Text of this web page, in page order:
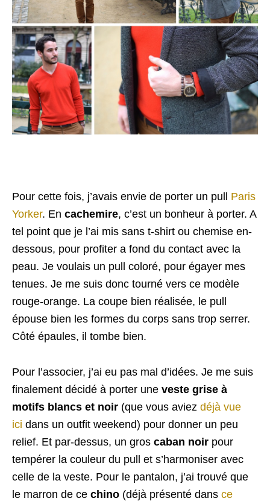
Pour cette fois, j’avais envie de porter un pull Paris
Yorker. En cachemire, c’est un bonheur à porter. A
tel point que je l’ai mis sans t-shirt ou chemise en-
dessous, pour profiter a fond du contact avec la
peau. Je voulais un pull coloré, pour égayer mes
tenues. Je me suis donc tourné vers ce modèle
rouge-orange. La coupe bien réalisée, le pull
épouse bien les formes du corps sans trop serrer.
Côté épaules, il tombe bien.
Pour l’associer, j’ai eu pas mal d’idées. Je me suis
finalement décidé à porter une veste grise à
motifs blancs et noir (que vous aviez déjà vue
ici dans un outfit weekend) pour donner un peu
relief. Et par-dessus, un gros caban noir pour
tempérer la couleur du pull et s’harmoniser avec
celle de la veste. Pour le pantalon, j’ai trouvé que
le marron de ce chino (déjà présenté dans ce